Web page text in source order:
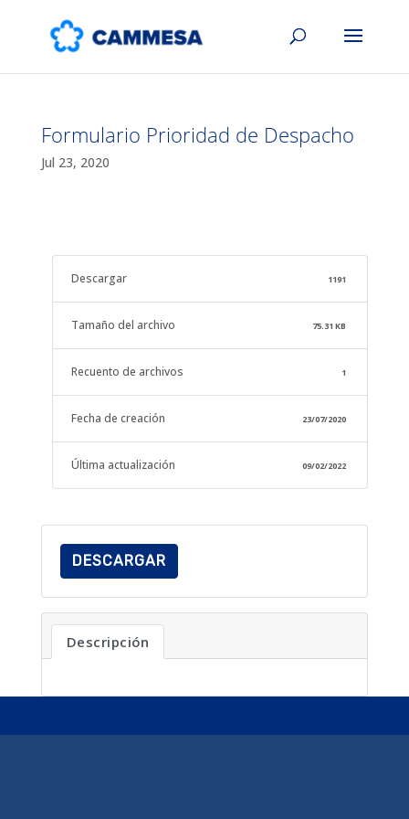
Formulario Prioridad de Despacho
Jul 23, 2020
Descargar 1191
Tamaño del archivo 75.31 KB
Recuento de archivos 1
Fecha de creación 23/07/2020
Última actualización 09/02/2022
DESCARGAR
Descripción